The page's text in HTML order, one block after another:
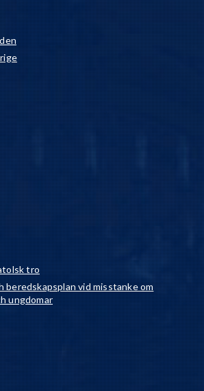
tro
vid misstanke om
ungdomar